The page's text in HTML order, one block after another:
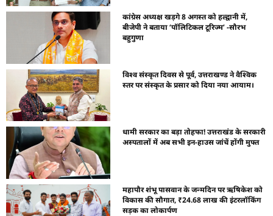
कांग्रेस अध्यक्ष खड़गे 8 अगस्त को हल्द्वानी में,
बीजेपी ने बताया ‘पॉलिटिकल टूरिज्म’ -सौरभ
बहुगुणा
विश्व संस्कृत दिवस से पूर्व, उत्तराखण्ड ने वैश्विक
स्तर पर संस्कृत के प्रसार को दिया नया आयाम।
धामी सरकार का बड़ा तोहफा! उत्तराखंड के सरकारी
अस्पतालों में अब सभी इन-हाउस जांचें होंगी मुफ्त
महापौर शंभू पासवान के जन्मदिन पर ऋषिकेश को
विकास की सौगात, ₹24.68 लाख की इंटरलॉकिंग
सड़क का लोकार्पण